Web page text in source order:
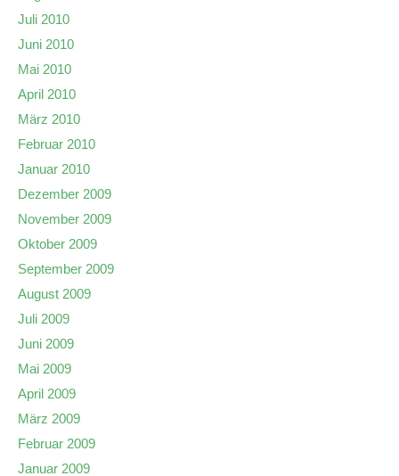
Juli 2010
Juni 2010
Mai 2010
April 2010
März 2010
Februar 2010
Januar 2010
Dezember 2009
November 2009
Oktober 2009
September 2009
August 2009
Juli 2009
Juni 2009
Mai 2009
April 2009
März 2009
Februar 2009
Januar 2009